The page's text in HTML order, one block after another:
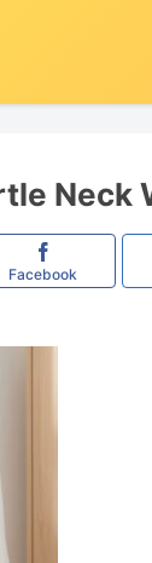
Neck
Facebook